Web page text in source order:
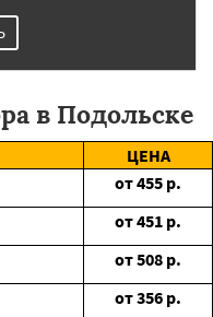
в Подольске
ЦЕНА
от455 р.
от451 р.
от508 р.
от356 р.